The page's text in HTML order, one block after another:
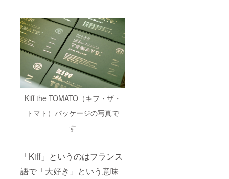
Kiff the TOMATO（キフ・ザ・
トマト）パッケージの写真で
す
「Kiff」というのはフランス
語で「大好き」という意味